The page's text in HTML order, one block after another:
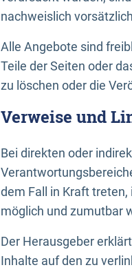
nachweislich
Alle Angebote sind
Teile der Seiten oder
zu löschen oder die
Verweise und
Bei direkten oder
dem Fall in Kraft
möglich und zumutbar
Der Herausgeber
Inhalte auf den zu